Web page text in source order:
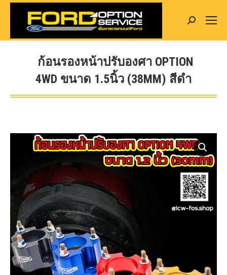
Search:
ก้อนรองหน้าปรับองศา OPTION
4WD ขนาด 1.5นิ้ว (38MM) สีดำ
You are here: